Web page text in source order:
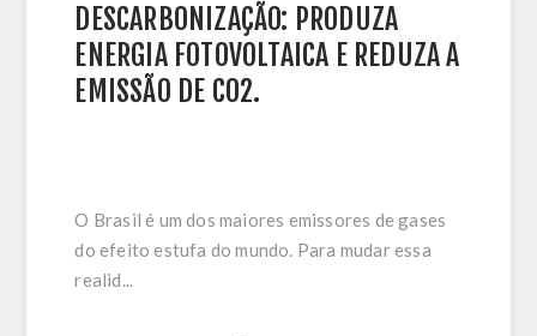
DESCARBONIZAÇÃO: PRODUZA
ENERGIA FOTOVOLTAICA E REDUZA A
EMISSÃO DE CO2.
O Brasil é um dos maiores emissores de gases
do efeito estufa do mundo. Para mudar essa
realid...